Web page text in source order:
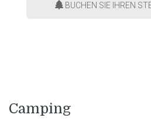
BUCHEN SIE IHREN
Camping